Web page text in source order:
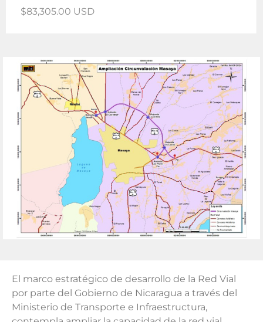
$83,305.00 USD
El marco estratégico de desarrollo de la Red Vial
por parte del Gobierno de Nicaragua a través del
Ministerio de Transporte e Infraestructura,